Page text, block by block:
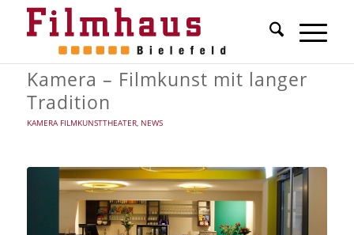
Kamera – Filmkunst mit langer
Tradition
KAMERA FILMKUNSTTHEATER, NEWS